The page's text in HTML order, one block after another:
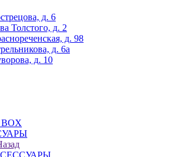
д. 6
Толстого, д. 2
д. 98
д. 6а
д. 10